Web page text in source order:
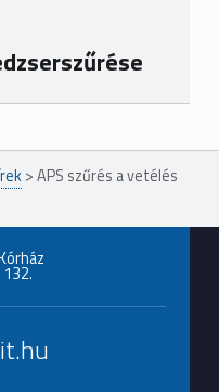
>APS szűrés a vetélés